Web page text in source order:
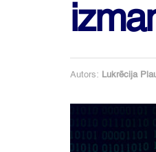
Autors: Lukrēcija